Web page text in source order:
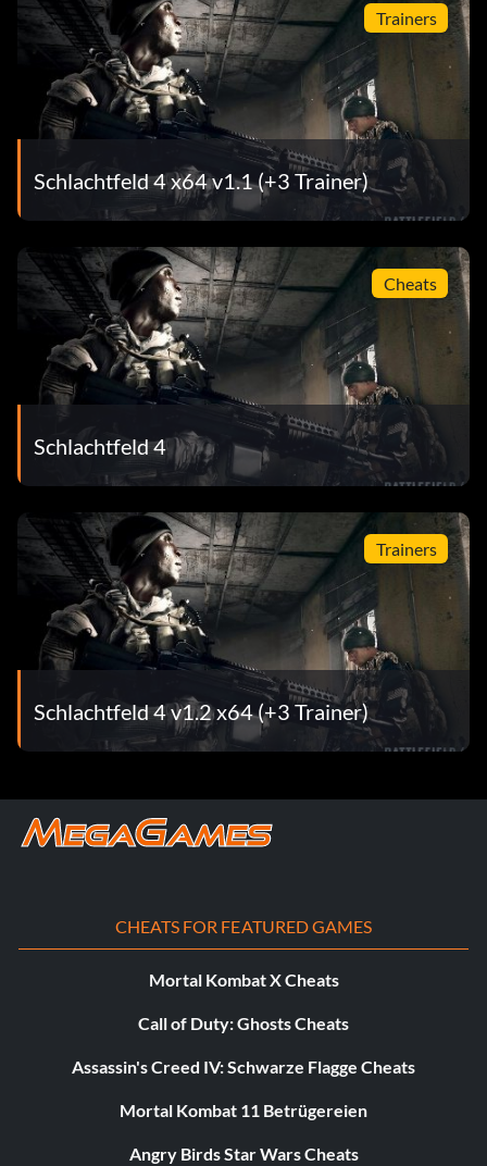
Jeder Winkel und jedes Versteck
Belohnung: 20 Punkte
Zielsetzung: Finde 21 Sammlerstücke in der Kampagne
Belohnung: 20 Punkte
Zielsetzung: Finde 3 Sammlerstücke in der Kampagne
Wolf
Belohnung: 25 Punkte
Zielsetzung: Beende die Kampagne auf Normal
Grabstein
Belohnung: 25 Punkte
Zielsetzung: Schließe die Kampagne auf Schwer ab.
Aufklären
Belohnung: 65 Punkte
Gut platziert
Belohnung: 20 Punkte
Zielsetzung: Erziele 10 Kills mit C4 in der Mission Baku in
der Kampagne
Trainers
Schlachtfeld 4 x64 v1.1 (+3 Trainer)
Cheats
Schlachtfeld 4
Trainers
Schlachtfeld 4 v1.2 x64 (+3 Trainer)
CHEATS FOR FEATURED GAMES
Mortal Kombat X Cheats
Call of Duty: Ghosts Cheats
Assassin's Creed IV: Schwarze Flagge Cheats
Mortal Kombat 11 Betrügereien
Angry Birds Star Wars Cheats